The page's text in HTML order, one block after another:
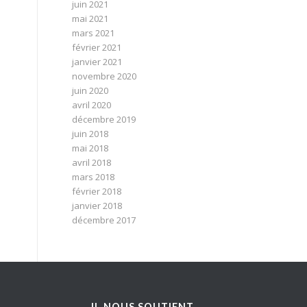
juin 2021
mai 2021
mars 2021
février 2021
janvier 2021
novembre 2020
juin 2020
avril 2020
décembre 2019
juin 2018
mai 2018
avril 2018
mars 2018
février 2018
janvier 2018
décembre 2017